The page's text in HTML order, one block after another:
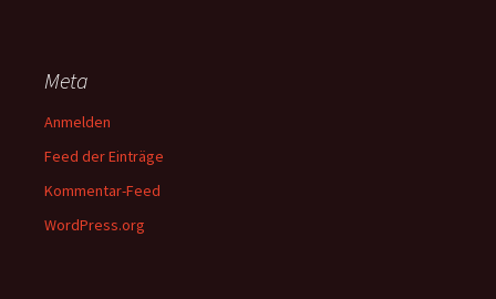
Meta
Anmelden
Feed der Einträge
Kommentar-Feed
WordPress.org